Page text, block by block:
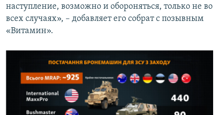
наступление, возможно и обороняться, только не во
всех случаях», – добавляет его собрат с позывным
«Витамин».